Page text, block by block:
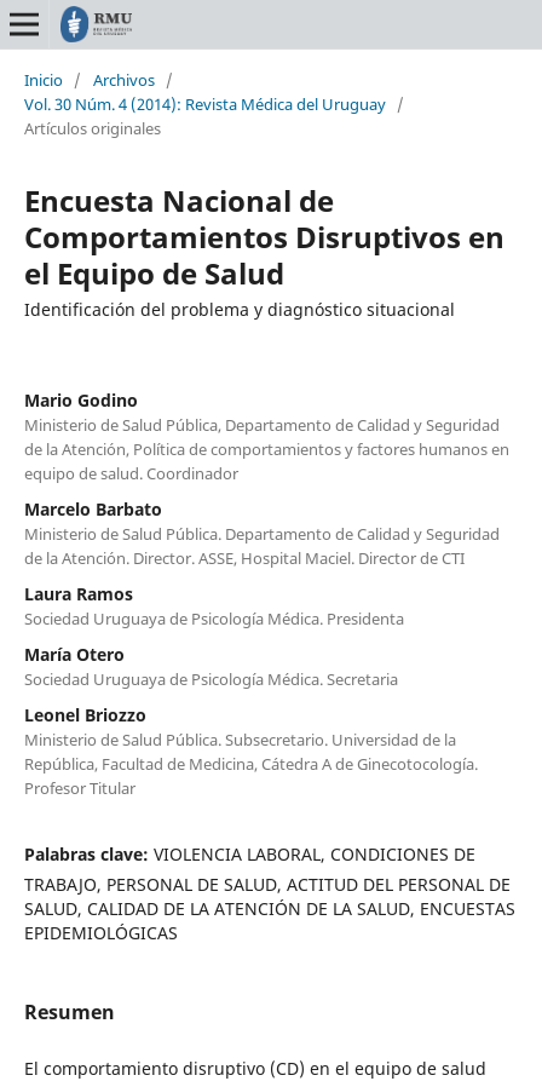
Inicio / Archivos /
Vol. 30 Núm. 4 (2014): Revista Médica del Uruguay /
Artículos originales
Encuesta Nacional de
Comportamientos Disruptivos en
el Equipo de Salud
Identificación del problema y diagnóstico situacional
Mario Godino
Ministerio de Salud Pública, Departamento de Calidad y Seguridad
de la Atención, Política de comportamientos y factores humanos en
equipo de salud. Coordinador
Marcelo Barbato
Ministerio de Salud Pública. Departamento de Calidad y Seguridad
de la Atención. Director. ASSE, Hospital Maciel. Director de CTI
Laura Ramos
Sociedad Uruguaya de Psicología Médica. Presidenta
María Otero
Sociedad Uruguaya de Psicología Médica. Secretaria
Leonel Briozzo
Ministerio de Salud Pública. Subsecretario. Universidad de la
República, Facultad de Medicina, Cátedra A de Ginecotocología.
Profesor Titular
Palabras clave: VIOLENCIA LABORAL, CONDICIONES DE
TRABAJO, PERSONAL DE SALUD, ACTITUD DEL PERSONAL DE
SALUD, CALIDAD DE LA ATENCIÓN DE LA SALUD, ENCUESTAS
EPIDEMIOLÓGICAS
Resumen
El comportamiento disruptivo (CD) en el equipo de salud